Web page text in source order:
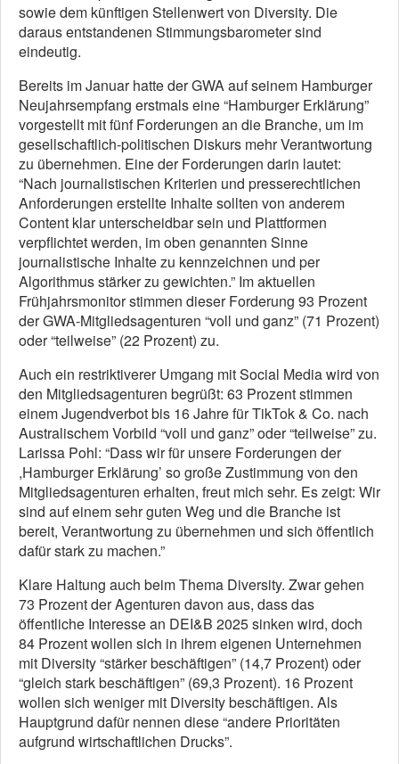
sowie dem künftigen Stellenwert von Diversity. Die
daraus entstandenen Stimmungsbarometer sind
eindeutig.
Bereits im Januar hatte der GWA auf seinem Hamburger
Neujahrsempfang erstmals eine “Hamburger Erklärung”
vorgestellt mit fünf Forderungen an die Branche, um im
gesellschaftlich-politischen Diskurs mehr Verantwortung
zu übernehmen. Eine der Forderungen darin lautet:
“Nach journalistischen Kriterien und presserechtlichen
Anforderungen erstellte Inhalte sollten von anderem
Content klar unterscheidbar sein und Plattformen
verpflichtet werden, im oben genannten Sinne
journalistische Inhalte zu kennzeichnen und per
Algorithmus stärker zu gewichten.” Im aktuellen
Frühjahrsmonitor stimmen dieser Forderung 93 Prozent
der GWA-Mitgliedsagenturen “voll und ganz” (71 Prozent)
oder “teilweise” (22 Prozent) zu.
Auch ein restriktiverer Umgang mit Social Media wird von
den Mitgliedsagenturen begrüßt: 63 Prozent stimmen
einem Jugendverbot bis 16 Jahre für TikTok & Co. nach
Australischem Vorbild “voll und ganz” oder “teilweise” zu.
Larissa Pohl: “Dass wir für unsere Forderungen der
,Hamburger Erklärung’ so große Zustimmung von den
Mitgliedsagenturen erhalten, freut mich sehr. Es zeigt: Wir
sind auf einem sehr guten Weg und die Branche ist
bereit, Verantwortung zu übernehmen und sich öffentlich
dafür stark zu machen.”
Klare Haltung auch beim Thema Diversity. Zwar gehen
73 Prozent der Agenturen davon aus, dass das
öffentliche Interesse an DEI&B 2025 sinken wird, doch
84 Prozent wollen sich in ihrem eigenen Unternehmen
mit Diversity “stärker beschäftigen” (14,7 Prozent) oder
“gleich stark beschäftigen” (69,3 Prozent). 16 Prozent
wollen sich weniger mit Diversity beschäftigen. Als
Hauptgrund dafür nennen diese “andere Prioritäten
aufgrund wirtschaftlichen Drucks”.